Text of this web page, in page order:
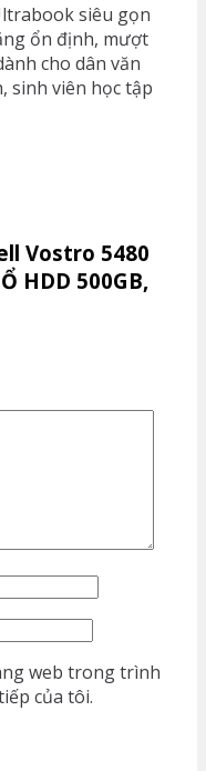
siêu gọn
ổn định, mượt
cho dân văn
sinh viên học tập
Vostro 5480
HDD 500GB,
web trong trình
của tôi.